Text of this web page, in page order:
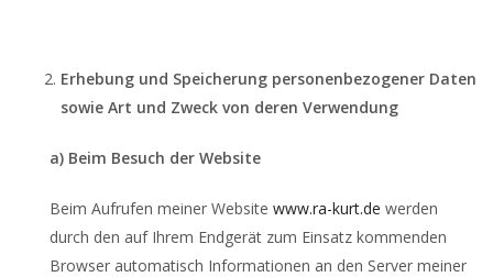
Erhebung und Speicherung personenbezogener Daten
sowie Art und Zweck von deren Verwendung
a) Beim Besuch der Website
Beim Aufrufen meiner Website www.ra-kurt.de werden
durch den auf Ihrem Endgerät zum Einsatz kommenden
Browser automatisch Informationen an den Server meiner